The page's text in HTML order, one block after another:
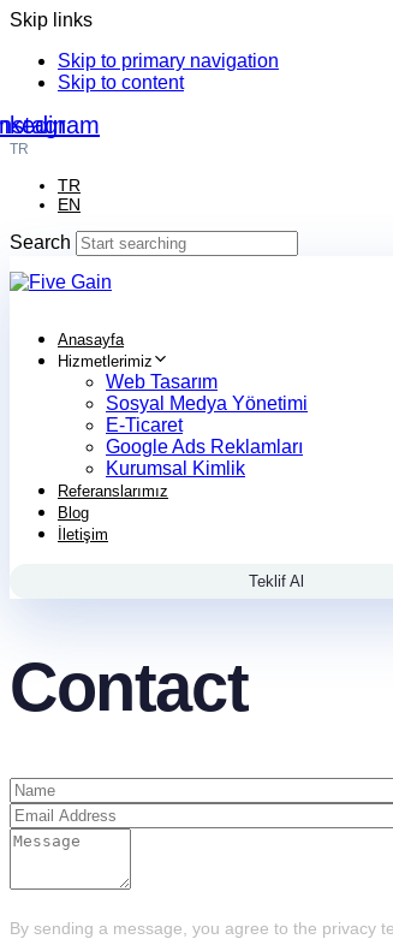
Skip links
Skip to primary navigation
Skip to content
TR
TR
EN
Search
Anasayfa
Hizmetlerimiz
Web Tasarım
Sosyal Medya Yönetimi
E-Ticaret
Google Ads Reklamları
Kurumsal Kimlik
Referanslarımız
Blog
İletişim
Teklif Al
Contact
By sending a message, you agree to the privacy